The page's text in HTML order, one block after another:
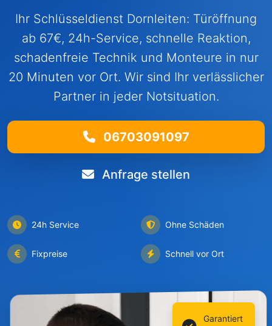
Ihr Schlüsseldienst Dornleiten: Türöffnung
ab 67€, 24h-Service, schnelle Reaktion,
schadenfreie Technik und Monteure in nur
20 Minuten vor Ort. Wir sind Ihr verlässlicher
Partner in jeder Notsituation.
06703091097
Anfrage stellen
24h Service Ohne Schäden
Fixpreise Schnell vor Ort
Garantiert